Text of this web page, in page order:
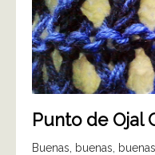
Punto de Ojal
Buenas, buenas,